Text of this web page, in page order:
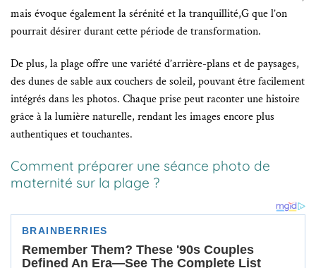
mais évoque également la sérénité et la tranquillité,G que l’on
pourrait désirer durant cette période de transformation.
De plus, la plage offre une variété d’arrière-plans et de paysages,
des dunes de sable aux couchers de soleil, pouvant être facilement
intégrés dans les photos. Chaque prise peut raconter une histoire
grâce à la lumière naturelle, rendant les images encore plus
authentiques et touchantes.
Comment préparer une séance photo de
maternité sur la plage ?